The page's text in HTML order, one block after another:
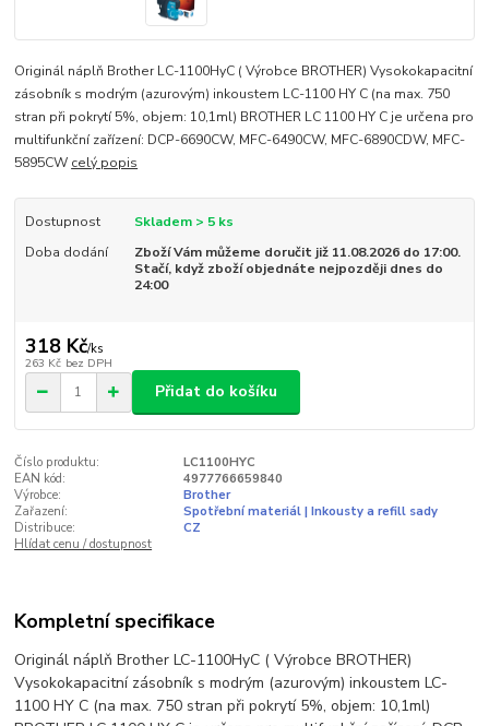
Originál náplň Brother LC-1100HyC ( Výrobce BROTHER) Vysokokapacitní
zásobník s modrým (azurovým) inkoustem LC-1100 HY C (na max. 750
stran při pokrytí 5%, objem: 10,1ml) BROTHER LC 1100 HY C je určena pro
multifunkční zařízení: DCP-6690CW, MFC-6490CW, MFC-6890CDW, MFC-
5895CW celý popis
Dostupnost
Skladem > 5 ks
Doba dodání
Zboží Vám můžeme doručit již 11.08.2026 do 17:00.
Stačí, když zboží objednáte nejpozději dnes do
24:00
318 Kč/ks
263 Kč bez DPH
Přidat do košíku
Číslo produktu:
LC1100HYC
EAN kód:
4977766659840
Výrobce:
Brother
Zařazení:
Spotřební materiál | Inkousty a refill sady
Distribuce:
CZ
Hlídat cenu / dostupnost
Kompletní specifikace
Originál náplň Brother LC-1100HyC ( Výrobce BROTHER)
Vysokokapacitní zásobník s modrým (azurovým) inkoustem LC-
1100 HY C (na max. 750 stran při pokrytí 5%, objem: 10,1ml)